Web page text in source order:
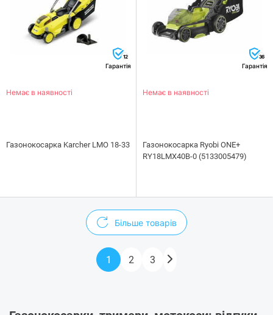
12
Гарантія
Немає в наявності
Газонокосарка Karcher LMO 18-33
36
Гарантія
Немає в наявності
Газонокосарка Ryobi ONE+
RY18LMX40B-0 (5133005479)
Більше товарів
1 2 3